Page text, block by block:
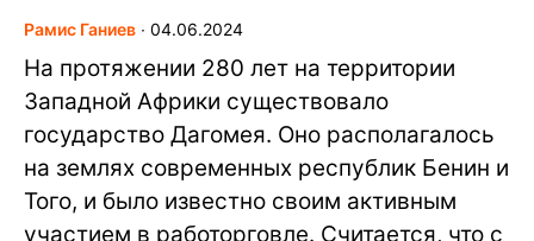
Рамис Ганиев ∙ 04.06.2024
На протяжении 280 лет на территории
Западной Африки существовало
государство Дагомея. Оно располагалось
на землях современных республик Бенин и
Того, и было известно своим активным
участием в работорговле. Считается, что с